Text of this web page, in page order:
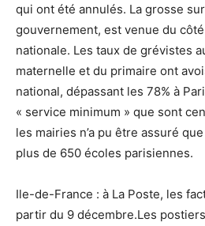
qui ont été annulés. La grosse
gouvernement, est venue du côté
nationale. Les taux de grévistes
maternelle et du primaire ont
national, dépassant les 78% à
« service minimum » que sont
les mairies n’a pu être assuré
plus de 650 écoles parisiennes.
Ile-de-France : à La Poste, les
partir du 9 décembre.Les